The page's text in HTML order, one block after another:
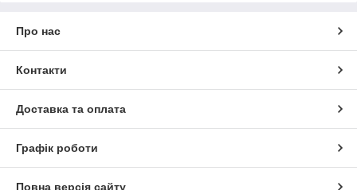
Про нас
Контакти
Доставка та оплата
Графік роботи
Повна версія сайту